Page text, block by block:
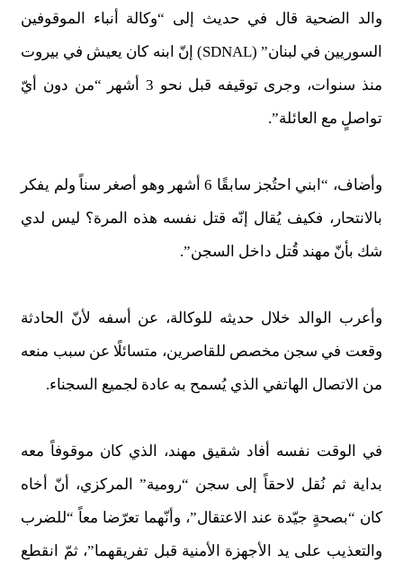
والد الضحية قال في حديث إلى “وكالة أنباء الموقوفين
السوريين في لبنان” (SDNAL) إنّ ابنه كان يعيش في بيروت
منذ سنوات، وجرى توقيفه قبل نحو 3 أشهر “من دون أيّ
تواصلٍ مع العائلة”.
وأضاف، “ابني احتُجز سابقًا 6 أشهر وهو أصغر سناً ولم يفكر
بالانتحار، فكيف يُقال إنّه قتل نفسه هذه المرة؟ ليس لدي
شك بأنّ مهند قُتل داخل السجن”.
وأعرب الوالد خلال حديثه للوكالة، عن أسفه لأنّ الحادثة
وقعت في سجن مخصص للقاصرين، متسائلًا عن سبب منعه
من الاتصال الهاتفي الذي يُسمح به عادة لجميع السجناء.
في الوقت نفسه أفاد شقيق مهند، الذي كان موقوفاً معه
بداية ثم نُقل لاحقاً إلى سجن “رومية” المركزي، أنّ أخاه
كان “بصحةٍ جيّدة عند الاعتقال”، وأنّهما تعرّضا معاً “للضرب
والتعذيب على يد الأجهزة الأمنية قبل تفريقهما”، ثمّ انقطع